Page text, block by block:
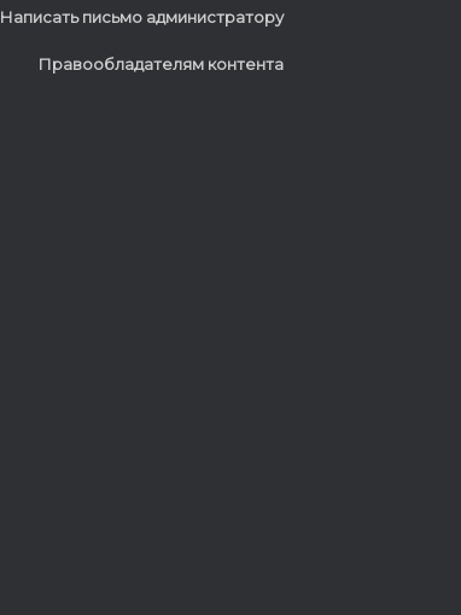
Написать письмо администратору
Правообладателям контента